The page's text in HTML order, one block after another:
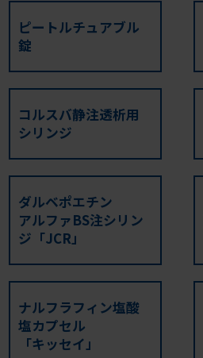
ピートルチュアブル
錠
コルスバ静注透析用
シリンジ
ダルベポエチン
アルファBS注シリン
ジ「JCR」
ナルフラフィン塩酸
塩カプセル
「キッセイ」